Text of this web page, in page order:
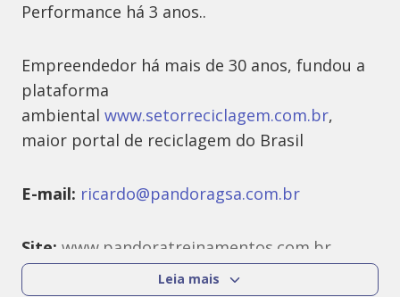
Performance há 3 anos..
Empreendedor há mais de 30 anos, fundou a
plataforma
ambiental www.setorreciclagem.com.br,
maior portal de reciclagem do Brasil
E-mail: ricardo@pandoragsa.com.br
Site: www.pandoratreinamentos.com.br
Leia mais